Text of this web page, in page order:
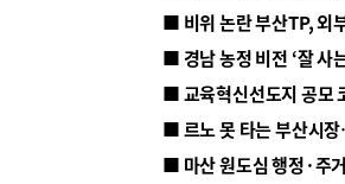
■ 비위 논란 부산TP, 외
■ 르노 못 타는 부산시
■ 마산 원도심 행정·주